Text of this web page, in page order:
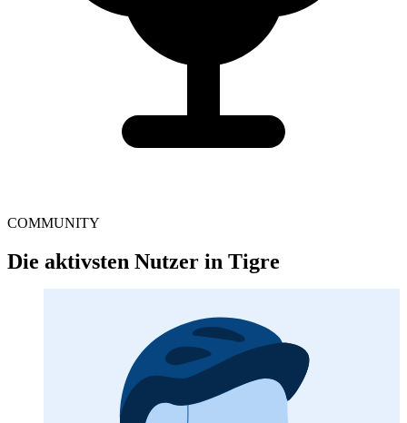
COMMUNITY
Die aktivsten Nutzer in Tigre